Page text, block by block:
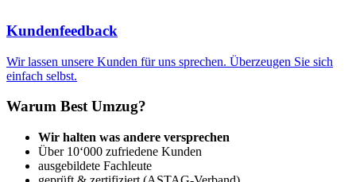
Kundenfeedback
Wir lassen unsere Kunden für uns sprechen. Überzeugen Sie sich
einfach selbst.
Warum Best Umzug?
Wir halten was andere versprechen
Über 10‘000 zufriedene Kunden
ausgebildete Fachleute